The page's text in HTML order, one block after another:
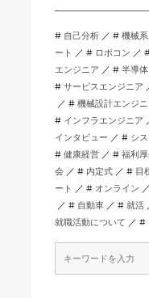
自己分析 機械
ート
ロボコン
エンジニア
半導体
サービスエンジニア
機械設計エンジ
インフラエンジニア
インタビュー
シ
健康経営
福利
会
内定式 目
ート
オンライン
自動車
就活
就職活動について